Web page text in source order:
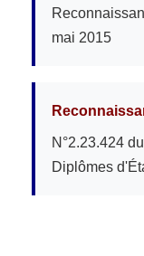
mai 2015
N°2.23.424
Diplômes